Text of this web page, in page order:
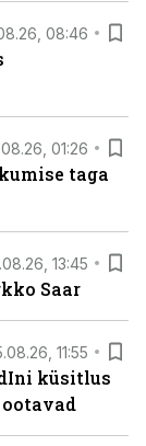
08:46
01:26
taga
13:45
Saar
11:55
küsitlus